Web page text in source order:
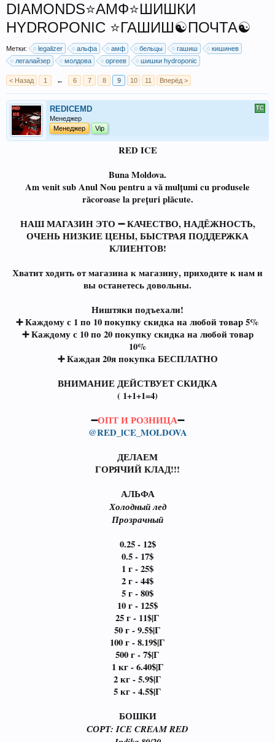
DIAMONDS⭐АМФ⭐ШИШКИ
HYDROPONIC ⭐ГАШИШ☯️ПОЧТА☯️
Метки: legalizer альфа амф бельцы гашиш
кишинев
легалайзер
молдова оргеев шишки hydroponic
< Назад 1 ← 6 7 8 9 10 11 Вперёд >
REDICEMD
Менеджер
Менеджер
Vip
RED ICE
Buna Moldova.
Am venit sub Anul Nou pentru a vă mulțumi cu produsele
răcoroase la prețuri plăcute.
НАШ МАГАЗИН ЭТО ➖ КАЧЕСТВО, НАДЁЖНОСТЬ,
ОЧЕНЬ НИЗКИЕ ЦЕНЫ, БЫСТРАЯ ПОДДЕРЖКА
КЛИЕНТОВ!
Хватит ходить от магазина к магазину, приходите к нам и
вы останетесь довольны.
Ништяки подъехали!
➕ Каждому с 1 по 10 покупку скидка на любой товар 5%
➕ Каждому с 10 по 20 покупку скидка на любой товар
10%
➕ Каждая 20я покупка БЕСПЛАТНО
ВНИМАНИЕ ДЕЙСТВУЕТ СКИДКА
( 1+1+1=4)
➖ОПТ И РОЗНИЦА➖
@RED_lCE_MOLDOVA
ДЕЛАЕМ
ГОРЯЧИЙ КЛАД!!!
АЛЬФА
Холодный лед
Прозрачный
0.25 - 12$
0.5 - 17$
1 г - 25$
2 г - 44$
5 г - 80$
10 г - 125$
25 г - 11$|Г
50 г - 9.5$|Г
100 г - 8.19$|Г
500 г - 7$|Г
1 кг - 6.40$|Г
2 кг - 5.9$|Г
5 кг - 4.5$|Г
БОШКИ
СОРТ: ICE CREAM RED